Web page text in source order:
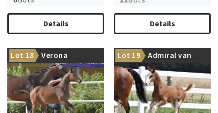
Details Details
Lot 18 Verona
Dam is sister to the 1.50 m
winner Lilly du Rouet
Lot 19
Admiral van
Snyder
Colorful Aganix son with 1.60
m in his blood!